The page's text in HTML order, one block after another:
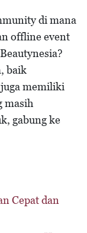
di mana
offline event
baik
memiliki
masih
gabung ke
Cepat dan